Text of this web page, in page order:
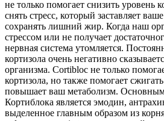
не только помогает снизить уровень
снять стресс, который заставляет
сохранять лишний жир. Когда наш
стрессом или не получает
нервная система утомляется.
кортизола очень негативно
организма. Cortibloc не только
кортизола, но также помогает
повышает ваш метаболизм.
Кортиблока является эмодин,
выделенное главным образом из